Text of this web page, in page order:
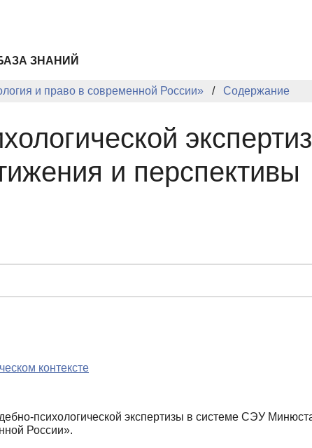
ЗНАНИЙ
и право в современной России» Содержание
и перспективы
контексте
психологической экспертизы в системе СЭУ
России».